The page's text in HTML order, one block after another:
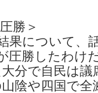
勝＞
果について、
圧勝したわけ
分で自民は
陰や四国で